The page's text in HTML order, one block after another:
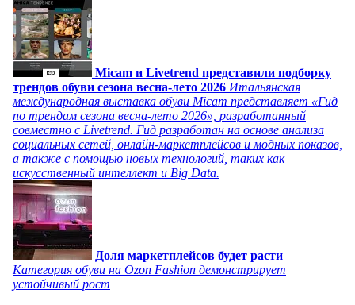
Micam и Livetrend представили подборку
трендов обуви сезона весна-лето 2026 Итальянская
международная выставка обуви Micam представляет «Гид
по трендам сезона весна-лето 2026», разработанный
совместно с Livetrend. Гид разработан на основе анализа
социальных сетей, онлайн-маркетплейсов и модных показов,
а также с помощью новых технологий, таких как
искусственный интеллект и Big Data.
Доля маркетплейсов будет расти
Категория обуви на Ozon Fashion демонстрирует
устойчивый рост